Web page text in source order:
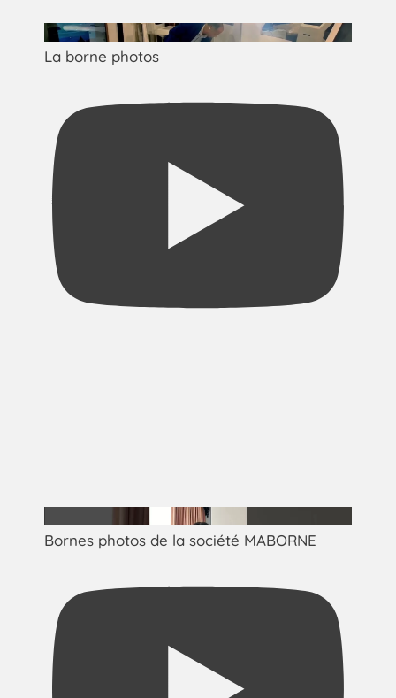
La borne photos
Bornes photos de la société MABORNE